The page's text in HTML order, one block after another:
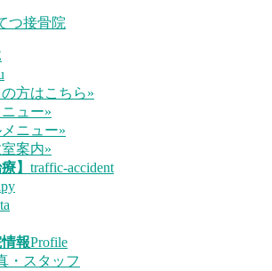
方はこちら»
ュー»
ニュー»
案内»
】 traffic-accident
報Profile
・スタッフ